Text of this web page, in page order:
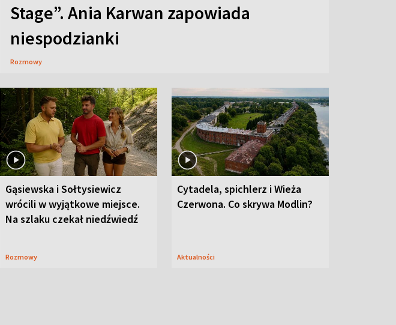
Stage”. Ania Karwan zapowiada
niespodzianki
Rozmowy
Gąsiewska i Sołtysiewicz
wrócili w wyjątkowe miejsce.
Na szlaku czekał niedźwiedź
Rozmowy
Cytadela, spichlerz i Wieża
Czerwona. Co skrywa Modlin?
Aktualności